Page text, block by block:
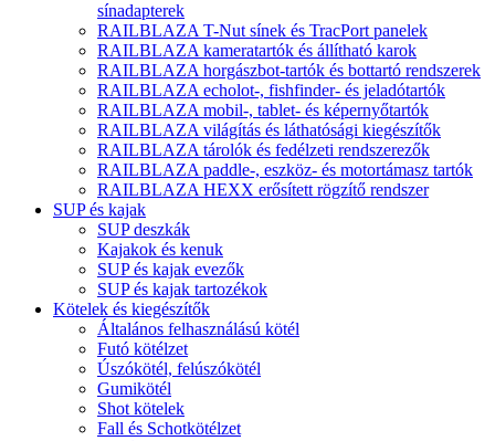
sínadapterek
RAILBLAZA T-Nut sínek és TracPort panelek
RAILBLAZA kameratartók és állítható karok
RAILBLAZA horgászbot-tartók és bottartó rendszerek
RAILBLAZA echolot-, fishfinder- és jeladótartók
RAILBLAZA mobil-, tablet- és képernyőtartók
RAILBLAZA világítás és láthatósági kiegészítők
RAILBLAZA tárolók és fedélzeti rendszerezők
RAILBLAZA paddle-, eszköz- és motortámasz tartók
RAILBLAZA HEXX erősített rögzítő rendszer
SUP és kajak
SUP deszkák
Kajakok és kenuk
SUP és kajak evezők
SUP és kajak tartozékok
Kötelek és kiegészítők
Általános felhasználású kötél
Futó kötélzet
Úszókötél, felúszókötél
Gumikötél
Shot kötelek
Fall és Schotkötélzet